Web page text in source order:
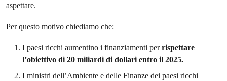
aspettare.
Per questo motivo chiediamo che:
I paesi ricchi aumentino i finanziamenti perrispettare
l’obiettivo di 20 miliardi di dollari entro il 2025.
I ministri dell’Ambiente e delle Finanze dei paesi ricchi